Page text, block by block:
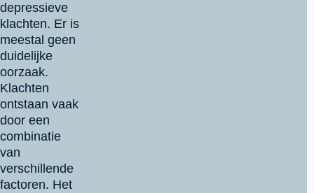
depressieve
klachten. Er is
meestal geen
duidelijke
oorzaak.
Klachten
ontstaan vaak
door een
combinatie
van
verschillende
factoren. Het